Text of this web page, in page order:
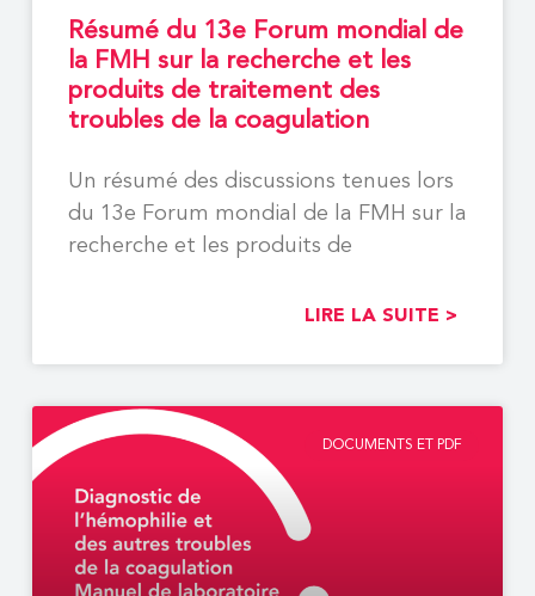
Résumé du 13e Forum mondial de
la FMH sur la recherche et les
produits de traitement des
troubles de la coagulation
Un résumé des discussions tenues lors
du 13e Forum mondial de la FMH sur la
recherche et les produits de
LIRE LA SUITE >
DOCUMENTS ET PDF